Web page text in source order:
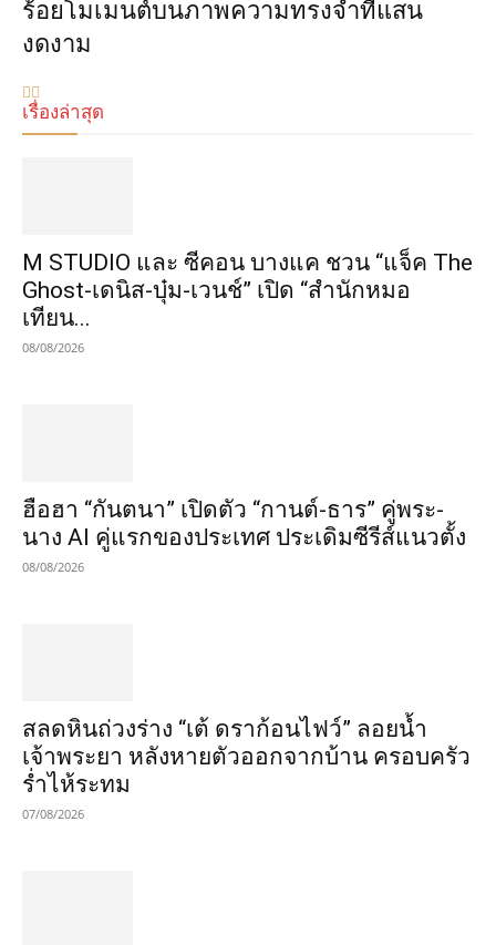
ร้อยโมเมนต์บนภาพความทรงจำที่แสน
งดงาม
เรื่องล่าสุด
M STUDIO และ ซีคอน บางแค ชวน “แจ็ค The
Ghost-เดนิส-บุ๋ม-เวนช์” เปิด “สำนักหมอ
เทียน...
08/08/2026
ฮือฮา “กันตนา” เปิดตัว “กานต์-ธาร” คู่พระ-
นาง AI คู่แรกของประเทศ ประเดิมซีรีส์แนวตั้ง
08/08/2026
สลดหินถ่วงร่าง “เต้ ดราก้อนไฟว์” ลอยน้ำ
เจ้าพระยา หลังหายตัวออกจากบ้าน ครอบครัว
ร่ำไห้ระทม
07/08/2026